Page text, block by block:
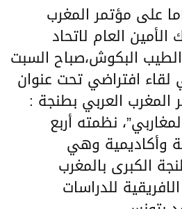
مرور 65 عاما على مؤتمر المغرب
العام لاتحاد
البكوش،صباح السبت
2023، في لقاء افتراضي تحت عنوان
المغرب العربي بطنجة :
نظمته أربع
وأكاديمية وهي
الكبرى بالمغرب
للدراسات